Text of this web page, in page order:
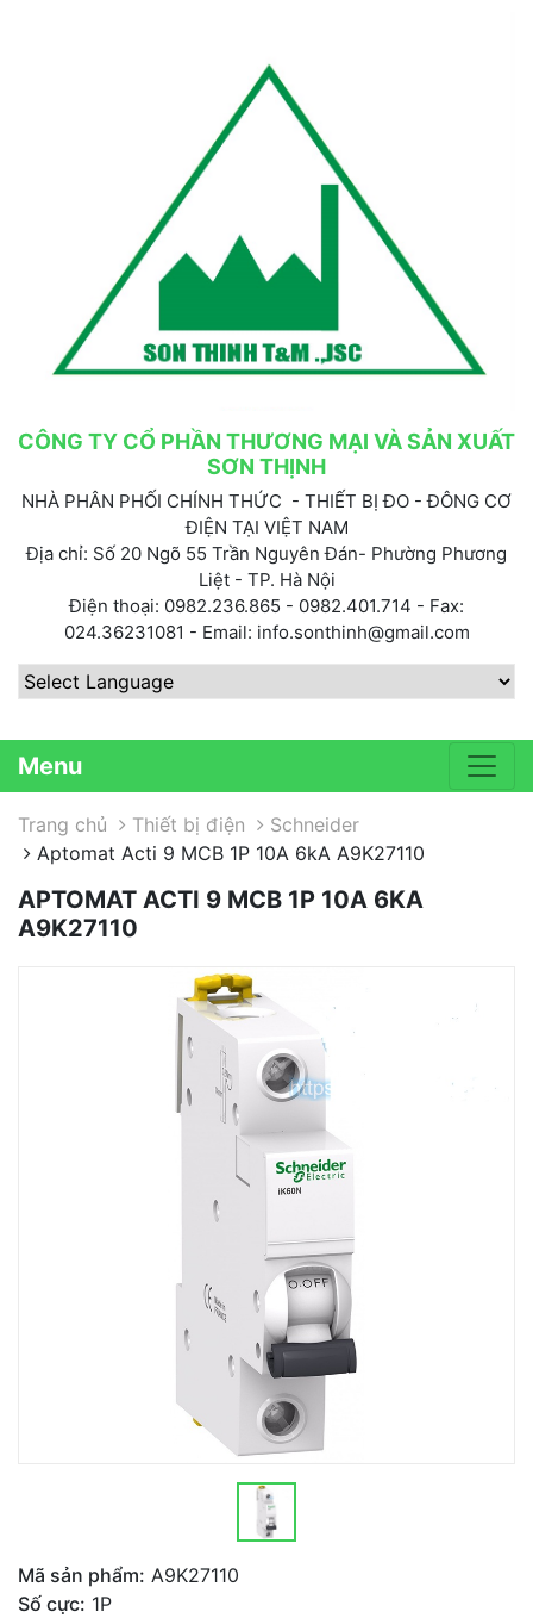
CÔNG TY CỔ PHẦN THƯƠNG MẠI VÀ SẢN XUẤT
SƠN THỊNH
NHÀ PHÂN PHỐI CHÍNH THỨC - THIẾT BỊ ĐO - ĐÔNG CƠ
ĐIỆN TẠI VIỆT NAM
Địa chỉ: Số 20 Ngõ 55 Trần Nguyên Đán- Phường Phương
Liệt - TP. Hà Nội
Điện thoại: 0982.236.865 - 0982.401.714 - Fax:
024.36231081 - Email: info.sonthinh@gmail.com
Menu
Trang chủ Thiết bị điện
Schneider
Aptomat Acti 9 MCB 1P 10A 6kA A9K27110
APTOMAT ACTI 9 MCB 1P 10A 6KA
A9K27110
Mã sản phẩm: A9K27110
Số cực: 1P